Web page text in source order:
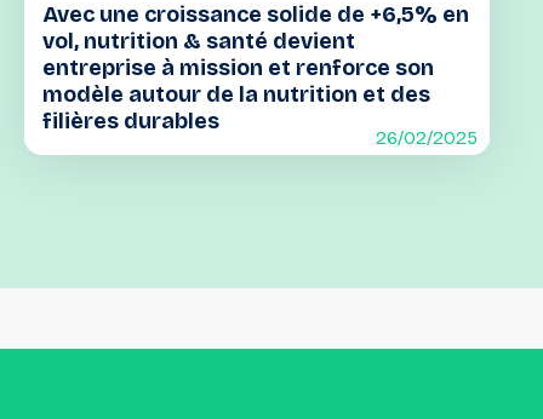
Avec une croissance solide de +6,5% en
vol, nutrition & santé devient
entreprise à mission et renforce son
modèle autour de la nutrition et des
filières durables
26/02/2025